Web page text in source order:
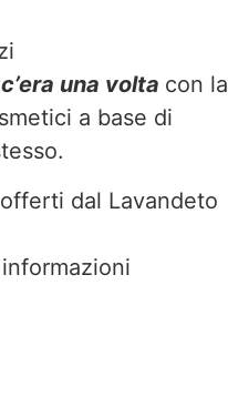
c’era una volta con la
a base di
dal Lavandeto